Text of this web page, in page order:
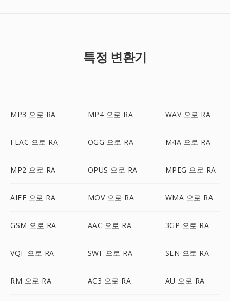
특정 변환기
MP3 으로 RA MP4 으로 RA WAV 으로 RA
FLAC 으로 RA OGG 으로 RA M4A 으로 RA
MP2 으로 RA OPUS 으로 RA MPEG 으로 RA
AIFF 으로 RA MOV 으로 RA WMA 으로 RA
GSM 으로 RA AAC 으로 RA 3GP 으로 RA
VQF 으로 RA SWF 으로 RA SLN 으로 RA
RM 으로 RA AC3 으로 RA AU 으로 RA